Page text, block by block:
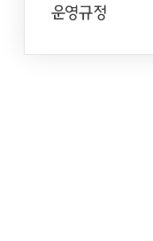
운영규정